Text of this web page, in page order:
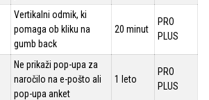
Vertikalni odmik, ki
pomaga ob kliku na
gumb back
20 minut
PRO
PLUS
Ne prikaži pop-upa za
naročilo na e-pošto ali
pop-upa anket
1 leto
PRO
PLUS